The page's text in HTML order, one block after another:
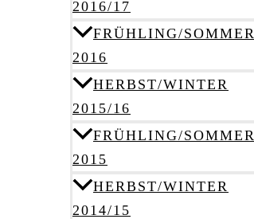
2016/17
FRÜHLING/SOMMER
2016
HERBST/WINTER
2015/16
FRÜHLING/SOMMER
2015
HERBST/WINTER
2014/15